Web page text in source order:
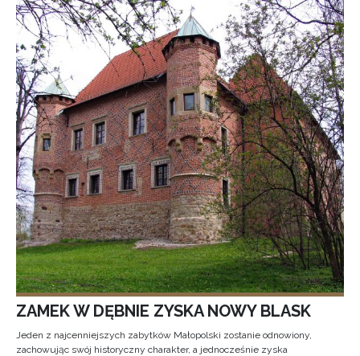
ZAMEK W DĘBNIE ZYSKA NOWY BLASK
Jeden z najcenniejszych zabytków Małopolski zostanie odnowiony,
zachowując swój historyczny charakter, a jednocześnie zyska